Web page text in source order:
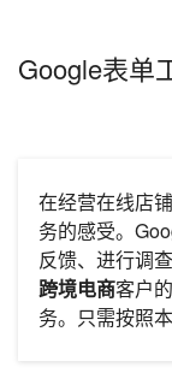
Google表单
在经营在线店
务的感受。
反馈、进行调
跨境电商客户
务。只需按照